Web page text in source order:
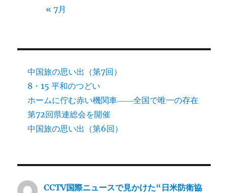
« 7月
中国旅の思い出（第7回）
8・15 平和のつどい
ホームに佇む赤い機関車――全国で唯一の存在
第72回県連総会を開催
中国旅の思い出（第6回）
CCTV国際ニュースで見かけた“日米防衛協